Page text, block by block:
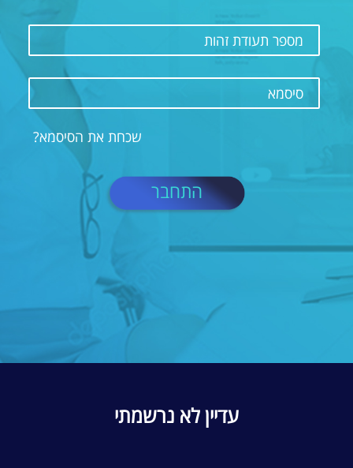
מספר תעודת זהות
סיסמא
שכחת את הסיסמא?
התחבר
עדיין לא נרשמתי